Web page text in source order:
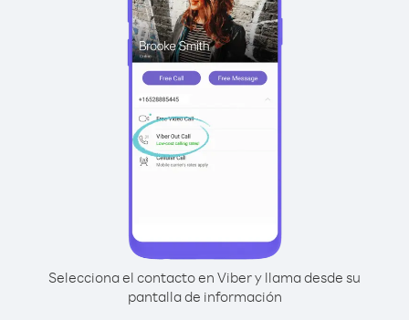
Selecciona el contacto en Viber y llama desde su
pantalla de información